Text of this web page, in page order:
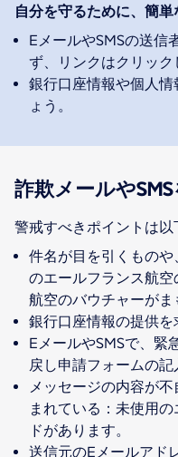
自分を守るために、簡単
EメールやSMSの送信
ず、リンクはクリック
銀行口座情報や個人
ょう。
詐欺メールや
警戒すべきポイントは以
件名が目を引くもの
のエールフランス航
航空のバウチャーがま
銀行口座情報の提供を
EメールやSMSで、緊
戻し申請フォームの記
メッセージの内容が
まれている：未使用
ドがあります。
送信元のEメールアド